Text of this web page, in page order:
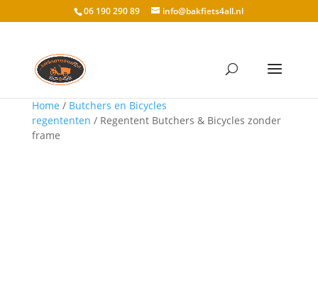
06 190 290 89 info@bakfiets4all.nl
Home / Butchers en Bicycles
regententen / Regentent Butchers & Bicycles zonder
frame